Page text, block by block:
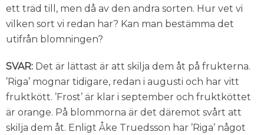
ett träd till, men då av den andra sorten. Hur vet vi
vilken sort vi redan har? Kan man bestämma det
utifrån blomningen?
SVAR: Det är lättast är att skilja dem åt på frukterna.
’Riga’ mognar tidigare, redan i augusti och har vitt
fruktkött. ’Frost’ är klar i september och fruktköttet
är orange. På blommorna är det däremot svårt att
skilja dem åt. Enligt Åke Truedsson har ’Riga’ något